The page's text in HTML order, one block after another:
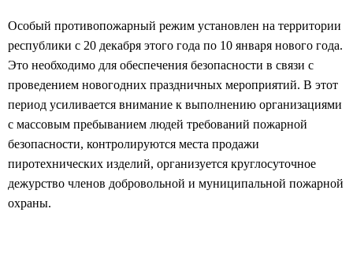
Особый противопожарный режим установлен на территории
республики с 20 декабря этого года по 10 января нового года.
Это необходимо для обеспечения безопасности в связи с
проведением новогодних праздничных мероприятий. В этот
период усиливается внимание к выполнению организациями
с массовым пребыванием людей требований пожарной
безопасности, контролируются места продажи
пиротехнических изделий, организуется круглосуточное
дежурство членов добровольной и муниципальной пожарной
охраны.